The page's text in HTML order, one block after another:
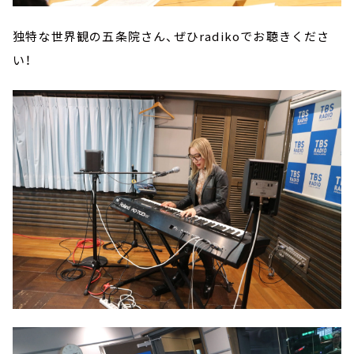
独特な世界観の五条院さん、ぜひradikoでお聴きくださ
い！